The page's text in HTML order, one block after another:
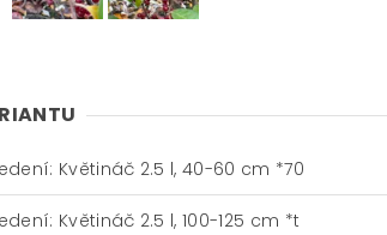
Květináč 2.5 l, 40-60 cm *70
Květináč 2.5 l, 100-125 cm *t